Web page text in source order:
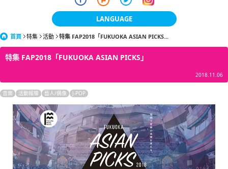
LANGUAGE
日本語
한국어
English
ภาษาไทย
tiéng Viêt
首頁 特集 活動 特集 FAP2018「FUKUOKA ASIAN PICKS...
特集 FAP2018「FUKUOKA ASIAN PICKS」
2018.11.06
音樂 活動報導 藝人/偶像 J-POP